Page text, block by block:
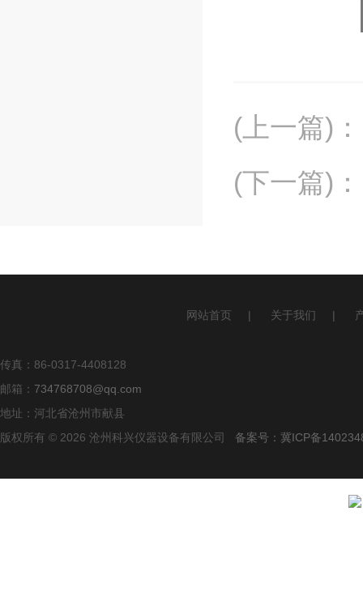
(上一篇) ：
(下一篇) ：
网站首页 | 关于我们 |
传真：86-0317-4408128
邮箱： 734768708@qq.com
地址：河北省沧州市献县
版权所有 © 2026 沧州科兴仪器设备有限公司 备案号：冀ICP备